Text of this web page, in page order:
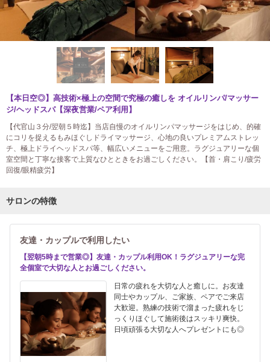
【本日空◎】高技術×極上の空間で究極の癒しを オイルリンパ/マッサー
ジ/ヘッドスパ【深夜営業/ペア利用】
【代官山３分/翌朝５時迄】当店自慢のオイルリンパマッサージをはじめ、的確
にコリを捉えるもみほぐしドライマッサージ、心地の良いプレミアムストレッ
チ、極上ドライヘッドスパ等、幅広いメニューをご用意。ラグジュアリーな個
室空間と丁寧な接客で上質なひとときをお過ごしください。【首・肩こり/疲労
回復/眼精疲労】
サロンの特徴
友達・カップルで利用したい
【翌朝5時まで営業◎】友達・カップル利用OK！ラグジュアリーな完
全個室で大切な人とお過ごしください。
日常の疲れを大切な人と癒しに。お友達
同士やカップル、ご家族、ペアでご来店
大歓迎。熟練の技術で溜まった疲れをじ
っくりほぐして施術後はスッキリ爽快。
日頃頑張る大切な人へプレゼントにも◎